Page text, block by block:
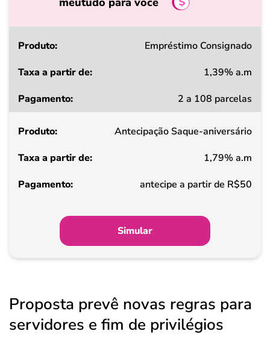
Produto
a
de
Pagamento
Empréstimo Consignado
1,39% a.m
2 a 108 parcelas
Antecipação Saque-aniversário
1,79% a.m
antecipe a partir de R$50
Simular
Proposta prevê novas regras para
servidores e fim de privilégios